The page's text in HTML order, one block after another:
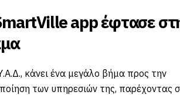
νερού ανά περιοχές
29-06-2023
πως την Πέμπτη 29-06 από
τις 04:00 (ξημερώματα Παρασκευής